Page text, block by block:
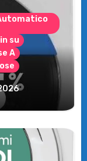
su
A
Candy
a